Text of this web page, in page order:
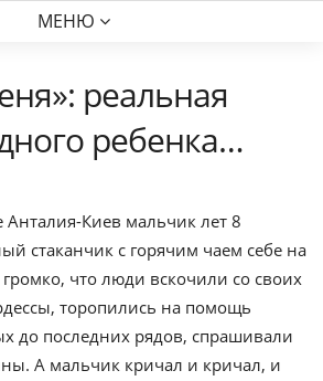
МЕНЮ
реальная
ребенка…
Анталия-Киев мальчик лет 8
стаканчик с горячим чаем себе на
что люди вскочили со своих
торопились на помощь
до последних рядов, спрашивали
А мальчик кричал и кричал, и